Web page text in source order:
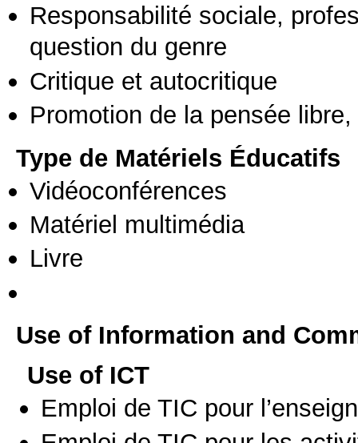
Responsabilité sociale,
question du genre
Critique et autocritique
Promotion de la pensée
Type de Matériels Éducatifs
Vidéoconférences
Matériel multimédia
Livre
Use of Information and
Use of ICT
Emploi de TIC pour